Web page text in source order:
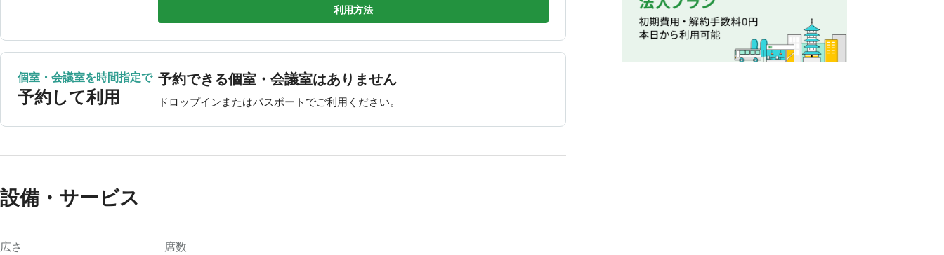
11:00〜17:00
8月10日（月）
11:00〜17:00
8月11日（火）
11:00〜17:00
8月12日（水）
11:00〜17:00
利用方法
個室・会議室を時間指定で
予約して利用
予約できる個室・会議室はありません
ドロップインまたはパスポートでご利用ください。
設備・サービス
広さ 席数